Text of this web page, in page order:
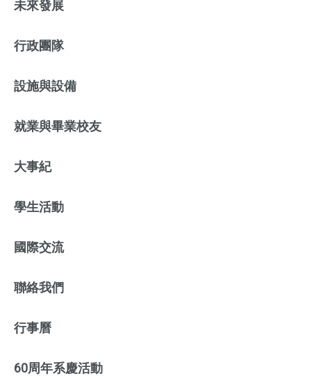
未來發展
行政團隊
設施與設備
就業與畢業校友
大事紀
學生活動
國際交流
聯絡我們
行事曆
60周年系慶活動